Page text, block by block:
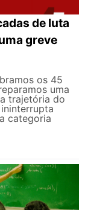
de luta
greve
os 45
uma
trajetória do
categoria